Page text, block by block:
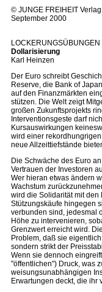
© JUNGE FREIHEIT
September 2000
LOCKERUNGSÜBUNGEN
Dollarisierung
Karl Heinzen
Der Euro schreibt
Reserve, die Bank of
auf den Finanzmärkten
stützen. Die Welt zeigt
großen Zukunftsprojekts
Interventionsgeste darf
Kursauswirkungen
wird einer
neue Allzeittiefstände
Die Schwäche des Euro
Vertrauen der Investoren
Wer hieran etwas ändern
Wachstum
wird die Solidarität mit
Stützungskäufe hingegen
verbunden sind, jedesmal
Höhe zu intervenieren,
Grenzwert erreicht wird.
Problem, daß sie
sondern strikt der
Wenn sie dennoch
"öffentlichen") Druck, was
weisungsunabhängigen
Erwartungen deckt, die ihr